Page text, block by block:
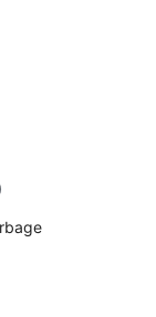
tổng
)